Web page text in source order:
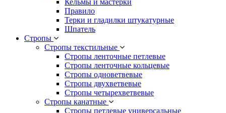
Кельмы и мастерки
Правило
Терки и гладилки штукатурные
Шпатель
Стропы
Стропы текстильные
Стропы ленточные петлевые
Стропы ленточные кольцевые
Стропы одноветвевые
Стропы двухветвевые
Стропы четырехветвевые
Стропы канатные
Стропы петлевые универсальные